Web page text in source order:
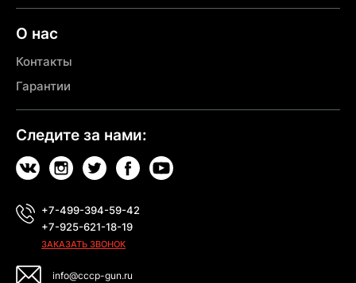
О нас
Контакты
Гарантии
Следите за нами:
+7-499-394-59-42
+7-925-621-18-19
ЗАКАЗАТЬ ЗВОНОК
info@cccp-gun.ru